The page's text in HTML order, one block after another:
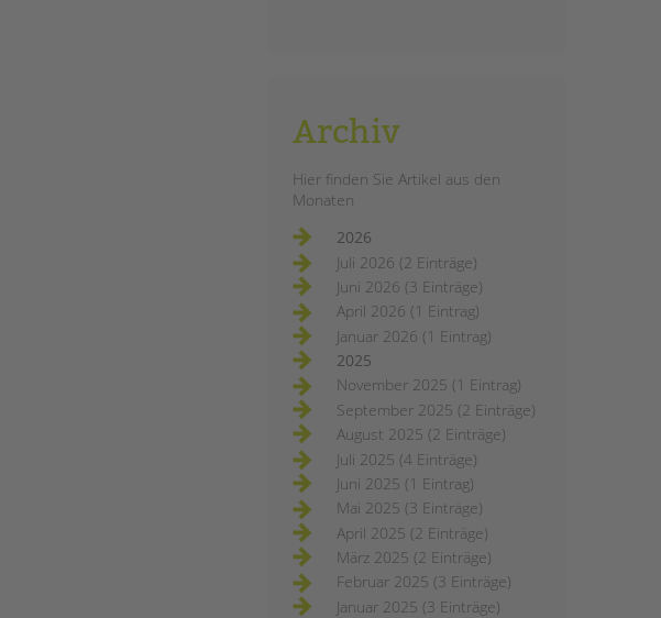
Archiv
Hier finden Sie Artikel aus den
Monaten
2026
Juli 2026 (2 Einträge)
Juni 2026 (3 Einträge)
April 2026 (1 Eintrag)
Januar 2026 (1 Eintrag)
2025
November 2025 (1 Eintrag)
September 2025 (2 Einträge)
August 2025 (2 Einträge)
Juli 2025 (4 Einträge)
Juni 2025 (1 Eintrag)
Mai 2025 (3 Einträge)
April 2025 (2 Einträge)
März 2025 (2 Einträge)
Februar 2025 (3 Einträge)
Januar 2025 (3 Einträge)